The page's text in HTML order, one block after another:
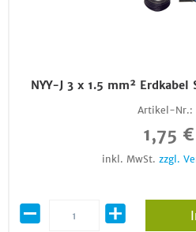
NYY-J 3 x 1.5 mm²
Artikel-Nr.:
1,75
inkl. MwSt. zzgl.